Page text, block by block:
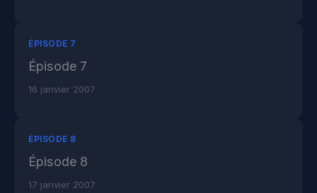
ÉPISODE 7
Épisode 7
16 janvier 2007
ÉPISODE 8
Épisode 8
17 janvier 2007